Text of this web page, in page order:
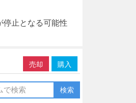
止となる可能性
購入
売却
検索